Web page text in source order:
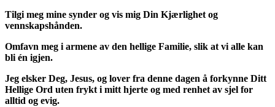
Tilgi meg mine synder og vis mig Din Kjærlighet og
vennskapshånden.
Omfavn meg i armene av den hellige Familie, slik at vi alle kan
bli én igjen.
Jeg elsker Deg, Jesus, og lover fra denne dagen å forkynne Ditt
Hellige Ord uten frykt i mitt hjerte og med renhet av sjel for
alltid og evig.